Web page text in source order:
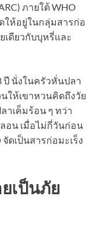
ภายใต้ WHO
ให้อยู่ในกลุ่มสารก่อ
เดียวกับบุหรี่และ
ปี นั่งในครัวหั่นปลา
ให้เขาหวนคิดถึงวัย
าเค็มร้อน ๆ ทว่า
อน เมื่อไม่กี่วันก่อน
ดเป็นสารก่อมะเร็ง
เป็นภัย